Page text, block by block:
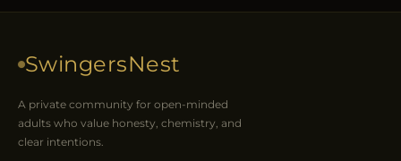
SwingersNest
A private community for open-minded
adults who value honesty, chemistry, and
clear intentions.